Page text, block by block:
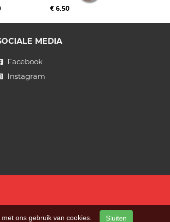
€ 6,50
MEDIA
Facebook
Instagram
met ons gebruik van cookies. Sluiten